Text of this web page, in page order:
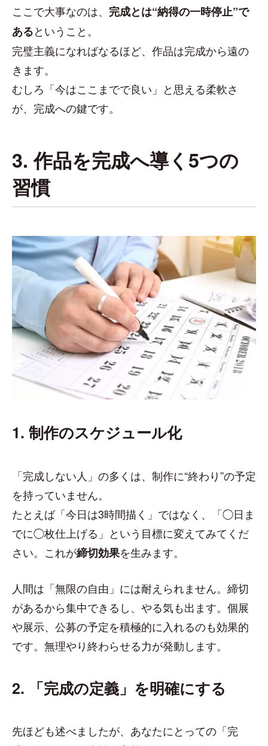
ここで大事なのは、 完成とは“納得の一時停止”で
あるということ。
完璧主義になればなるほど、作品は完成から遠の
きます。
むしろ「今はここまでで良い」と思える柔軟さ
が、完成への鍵です。
3. 作品を完成へ導く5つの
習慣
1. 制作のスケジュール化
「完成しない人」の多くは、制作に“終わり”の予定
を持っていません。
たとえば「今日は3時間描く」ではなく、「◯日ま
でに◯枚仕上げる」という目標に変えてみてくだ
さい。これが締切効果を生みます。
人間は「無限の自由」には耐えられません。締切
があるから集中できるし、やる気も出ます。個展
や展示、公募の予定を積極的に入れるのも効果的
です。無理やり終わらせる力が発動します。
2. 「完成の定義」を明確にする
先ほども述べましたが、あなたにとっての「完